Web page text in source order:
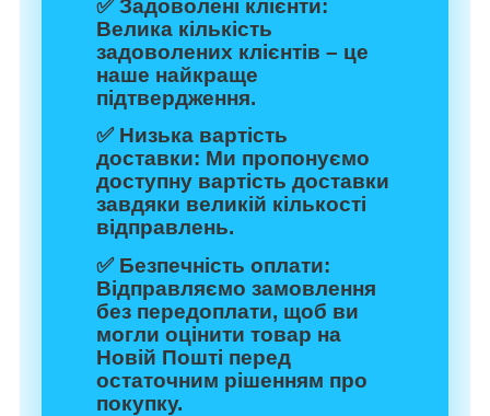
✅Задоволені клієнти:
Велика кількість
задоволених клієнтів – це
наше найкраще
підтвердження.
✅ Низька вартість
доставки: Ми пропонуємо
доступну вартість доставки
завдяки великій кількості
відправлень.
✅ Безпечність оплати:
Відправляємо замовлення
без передоплати, щоб ви
могли оцінити товар на
Новій Пошті перед
остаточним рішенням про
покупку.